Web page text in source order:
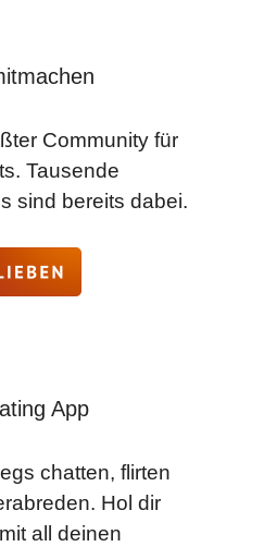
Community für
Tausende
sind bereits dabei.
App
chatten, flirten
Hol dir
all deinen